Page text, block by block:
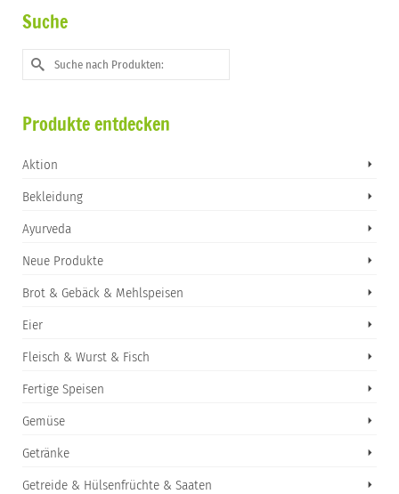
Suche
Suche
nach:
Produkte entdecken
Aktion
Bekleidung
Ayurveda
Neue Produkte
Brot & Gebäck & Mehlspeisen
Eier
Fleisch & Wurst & Fisch
Fertige Speisen
Gemüse
Getränke
Getreide & Hülsenfrüchte & Saaten